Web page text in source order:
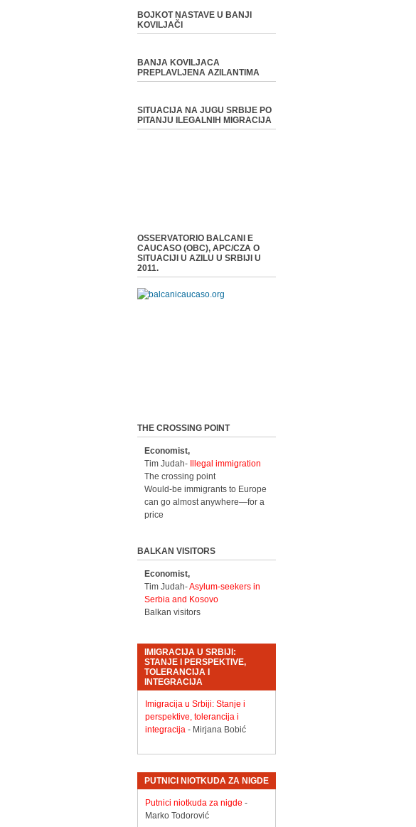
BOJKOT NASTAVE U BANJI
KOVILJAČI
BANJA KOVILJACA
PREPLAVLJENA AZILANTIMA
SITUACIJA NA JUGU SRBIJE PO
PITANJU ILEGALNIH MIGRACIJA
OSSERVATORIO BALCANI E
CAUCASO (OBC), APC/CZA O
SITUACIJI U AZILU U SRBIJI U
2011.
THE CROSSING POINT
Economist,
Tim Judah-
Illegal immigration
The crossing point
Would-be immigrants to Europe
can go almost anywhere—for a
price
BALKAN VISITORS
Economist,
Tim Judah-Asylum-seekers in
Serbia and Kosovo
Balkan visitors
IMIGRACIJA U SRBIJI:
STANJE I PERSPEKTIVE,
TOLERANCIJA I
INTEGRACIJA
Imigracija u Srbiji: Stanje i
perspektive, tolerancija i
integracija- Mirjana Bobić
PUTNICI NIOTKUDA ZA NIGDE
Putnici niotkuda za nigde -
Marko Todorović